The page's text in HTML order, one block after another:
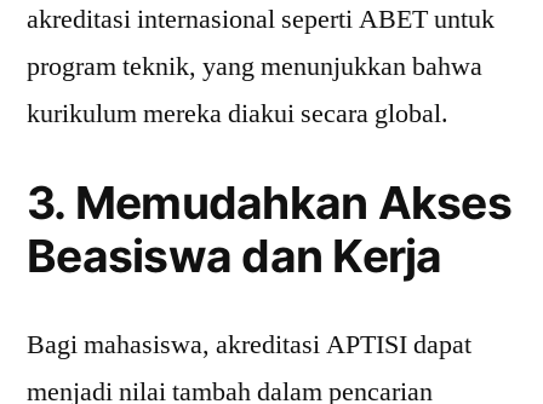
akreditasi internasional seperti ABET untuk
program teknik, yang menunjukkan bahwa
kurikulum mereka diakui secara global.
3. Memudahkan Akses
Beasiswa dan Kerja
Bagi mahasiswa, akreditasi APTISI dapat
menjadi nilai tambah dalam pencarian